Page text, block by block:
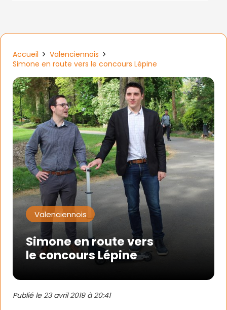
Accueil
Valenciennois
Simone en route vers le concours Lépine
Valenciennois
Simone en route vers
le concours Lépine
Publié le23 avril 2019 à 20:41